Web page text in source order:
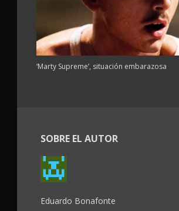
‘Marty Supreme’, situación embarazosa
SOBRE EL AUTOR
Eduardo Bonafonte